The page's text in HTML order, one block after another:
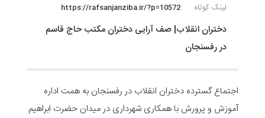
لینک کوتاه
https://rafsanjanziba.ir/?p=10572
دختران انقلاب| صف آرایی دختران مکتب حاج قاسم
در رفسنجان
اجتماع گسترده دختران انقلاب در رفسنجان به همت اداره
آموزش و پرورش با همکاری شهرداری در میدان حضرت ابراهیم